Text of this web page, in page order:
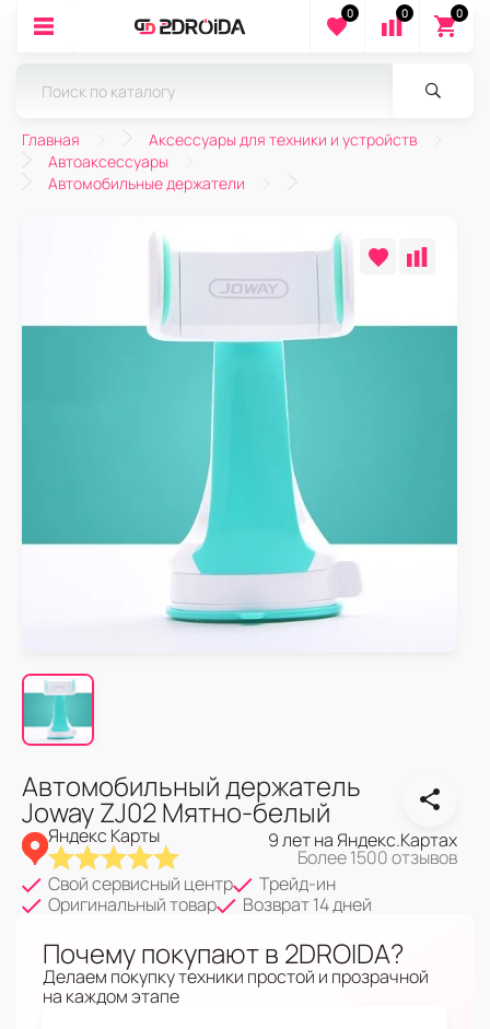
0 0 0
Главная
Аксессуары для техники и устройств
Автоаксессуары
Автомобильные держатели
Автомобильный держатель
Joway ZJ02 Мятно-белый
Яндекс Карты 9 лет на Яндекс.Картах
Более 1500 отзывов
Свой сервисный центр
Трейд-ин
Оригинальный товар
Возврат 14 дней
Почему покупают в 2DROIDA?
Делаем покупку техники простой и прозрачной
на каждом этапе